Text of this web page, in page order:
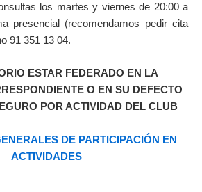
los martes y viernes de 20:00 a
presencial (recomendamos pedir cita
91 351 13 04.
ESTAR FEDERADO EN LA
O EN SU DEFECTO
POR ACTIVIDAD DEL CLUB
DE PARTICIPACIÓN EN
ACTIVIDADES